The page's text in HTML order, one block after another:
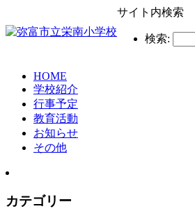
サイト内検索
検索:
HOME
学校紹介
行事予定
教育活動
お知らせ
その他
カテゴリー